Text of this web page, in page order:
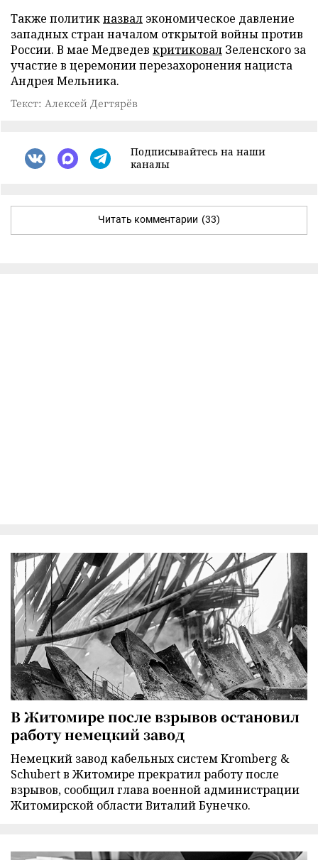
Также политикназвал экономическое давление
западных стран началом открытой войны против
России. В мае Медведев критиковал Зеленского за
участие в церемонии перезахоронения нациста
Андрея Мельника.
Текст: Алексей Дегтярёв
Подписывайтесь на наши
каналы
Читать комментарии (33)
В Житомире после взрывов остановил
работу немецкий завод
Немецкий завод кабельных систем Kromberg &
Schubert в Житомире прекратил работу после
взрывов, сообщил глава военной администрации
Житомирской области Виталий Бунечко.